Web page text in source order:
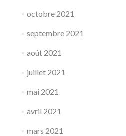
octobre 2021
septembre 2021
août 2021
juillet 2021
mai 2021
avril 2021
mars 2021